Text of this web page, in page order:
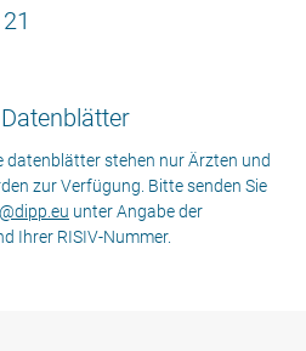
datenblätter stehen nur Ärzten und
zur Verfügung. Bitte senden Sie
unter Angabe der
Ihrer RISIV-Nummer.